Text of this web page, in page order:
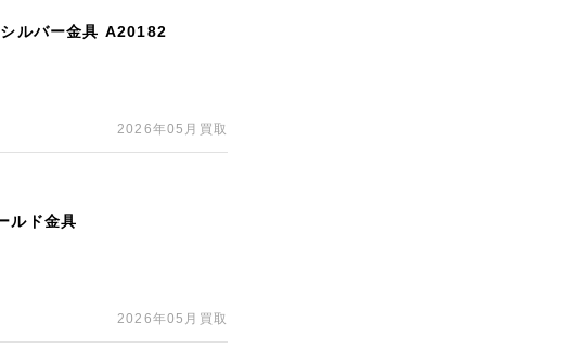
ルバー金具 A20182
2026年05月買取
ルド金具
2026年05月買取